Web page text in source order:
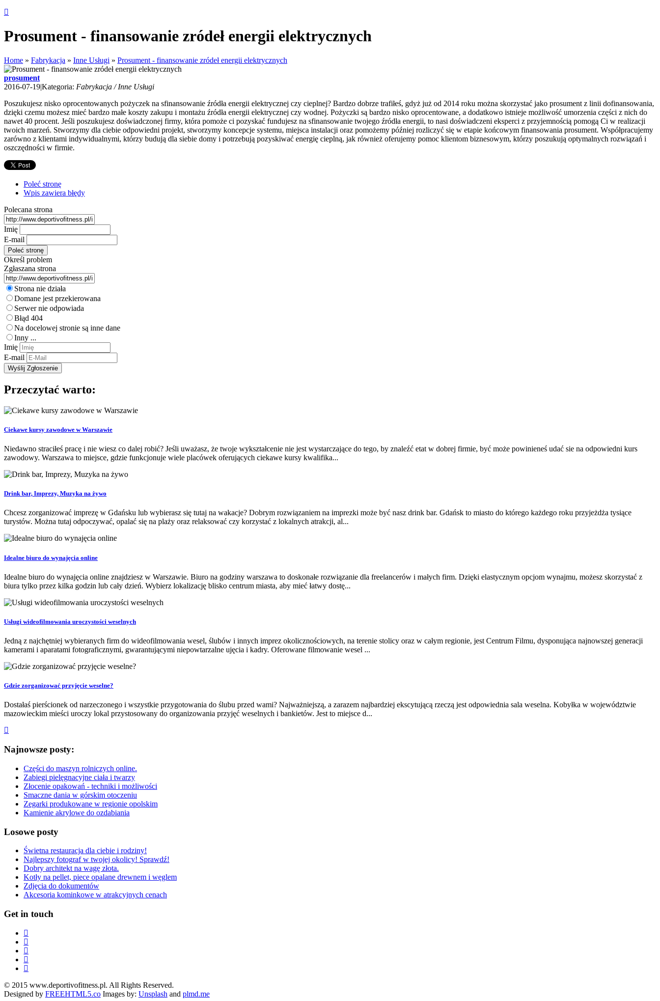
Prosument - finansowanie zródeł energii elektrycznych
Home » Fabrykacja » Inne Usługi » Prosument - finansowanie zródeł energii elektrycznych
prosument
2016-07-19|Kategoria: Fabrykacja / Inne Usługi
Poszukujesz nisko oprocentowanych pożyczek na sfinansowanie źródła energii elektrycznej czy cieplnej? Bardzo dobrze trafiłeś, gdyż już od 2014 roku można skorzystać jako prosument z linii dofinansowania,
dzięki czemu możesz mieć bardzo małe koszty zakupu i montażu źródła energii elektrycznej czy wodnej. Pożyczki są bardzo nisko oprocentowane, a dodatkowo istnieje możliwość umorzenia części z nich do
nawet 40 procent. Jeśli poszukujesz doświadczonej firmy, która pomoże ci pozyskać fundujesz na sfinansowanie twojego źródła energii, to nasi doświadczeni eksperci z przyjemnością pomogą Ci w realizacji
twoich marzeń. Stworzymy dla ciebie odpowiedni projekt, stworzymy koncepcje systemu, miejsca instalacji oraz pomożemy później rozliczyć się w etapie końcowym finansowania prosument. Współpracujemy
zarówno z klientami indywidualnymi, którzy budują dla siebie domy i potrzebują pozyskiwać energię cieplną, jak również oferujemy pomoc klientom biznesowym, którzy poszukują optymalnych rozwiązań i
oszczędności w firmie.
Poleć stronę
Wpis zawiera błędy
Polecana strona
Imię
E-mail
Określ problem
Zgłaszana strona
Strona nie działa
Domane jest przekierowana
Serwer nie odpowiada
Błąd 404
Na docelowej stronie są inne dane
Inny ...
Imię
E-mail
Przeczytać warto:
Ciekawe kursy zawodowe w Warszawie
Niedawno straciłeś pracę i nie wiesz co dalej robić? Jeśli uważasz, że twoje wykształcenie nie jest wystarczające do tego, by znaleźć etat w dobrej firmie, być może powinieneś udać sie na odpowiedni kurs
zawodowy. Warszawa to miejsce, gdzie funkcjonuje wiele placówek oferujących ciekawe kursy kwalifika...
Drink bar, Imprezy, Muzyka na żywo
Chcesz zorganizować imprezę w Gdańsku lub wybierasz się tutaj na wakacje? Dobrym rozwiązaniem na imprezki może być nasz drink bar. Gdańsk to miasto do którego każdego roku przyjeżdża tysiące
turystów. Można tutaj odpoczywać, opalać się na plaży oraz relaksować czy korzystać z lokalnych atrakcji, al...
Idealne biuro do wynajęcia online
Idealne biuro do wynajęcia online znajdziesz w Warszawie. Biuro na godziny warszawa to doskonałe rozwiązanie dla freelancerów i małych firm. Dzięki elastycznym opcjom wynajmu, możesz skorzystać z
biura tylko przez kilka godzin lub cały dzień. Wybierz lokalizację blisko centrum miasta, aby mieć łatwy dostę...
Usługi wideofilmowania uroczystości weselnych
Jedną z najchętniej wybieranych firm do wideofilmowania wesel, ślubów i innych imprez okolicznościowych, na terenie stolicy oraz w całym regionie, jest Centrum Filmu, dysponująca najnowszej generacji
kamerami i aparatami fotograficznymi, gwarantującymi niepowtarzalne ujęcia i kadry. Oferowane filmowanie wesel ...
Gdzie zorganizować przyjęcie weselne?
Dostałaś pierścionek od narzeczonego i wszystkie przygotowania do ślubu przed wami? Najważniejszą, a zarazem najbardziej ekscytującą rzeczą jest odpowiednia sala weselna. Kobyłka w województwie
mazowieckim mieści uroczy lokal przystosowany do organizowania przyjęć weselnych i bankietów. Jest to miejsce d...
Najnowsze posty:
Części do maszyn rolniczych online.
Zabiegi pielęgnacyjne ciała i twarzy
Złocenie opakowań - techniki i możliwości
Smaczne dania w górskim otoczeniu
Zegarki produkowane w regionie opolskim
Kamienie akrylowe do ozdabiania
Losowe posty
Świetna restauracja dla ciebie i rodziny!
Najlepszy fotograf w twojej okolicy! Sprawdź!
Dobry architekt na wagę złota.
Kotły na pellet, piece opalane drewnem i węglem
Zdjęcia do dokumentów
Akcesoria kominkowe w atrakcyjnych cenach
Get in touch
© 2015 www.deportivofitness.pl. All Rights Reserved.
Designed by FREEHTML5.co Images by: Unsplash and plmd.me